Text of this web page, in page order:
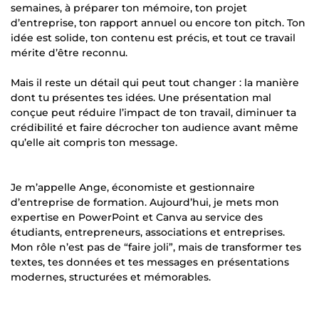
semaines, à préparer ton mémoire, ton projet
d’entreprise, ton rapport annuel ou encore ton pitch. Ton
idée est solide, ton contenu est précis, et tout ce travail
mérite d’être reconnu.
Mais il reste un détail qui peut tout changer : la manière
dont tu présentes tes idées. Une présentation mal
conçue peut réduire l’impact de ton travail, diminuer ta
crédibilité et faire décrocher ton audience avant même
qu’elle ait compris ton message.
Je m’appelle Ange, économiste et gestionnaire
d’entreprise de formation. Aujourd’hui, je mets mon
expertise en PowerPoint et Canva au service des
étudiants, entrepreneurs, associations et entreprises.
Mon rôle n’est pas de “faire joli”, mais de transformer tes
textes, tes données et tes messages en présentations
modernes, structurées et mémorables.